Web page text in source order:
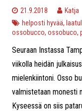
21.9.2018 Katja
helposti hyvää,
ossobucco, ossobuco,
Seuraan Instassa
viikolla heidän
mielenkiintoni. Osso
valmistetaan monesti
Kyseessä on siis